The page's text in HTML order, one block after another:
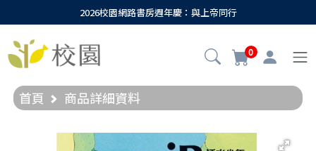
2026校園網路書房週年慶：與上帝同行
0
首頁 商品詳細資料